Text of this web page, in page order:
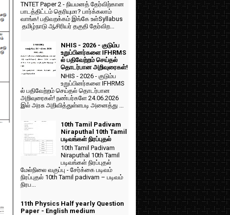
TNTET Paper 2 - நியமனத் தேர்விற்கான
பாடத்திட்டம் தெரியுமா? பார்க்கலாம்
வாங்க! பதிவறக்கம் இங்கே உள்Syllabus
தமிழ்நாடு ஆசிரியர் தகுதி தேர்விற...
NHIS - 2026 - குடும்ப
உறுப்பினர்களை IFHRMS
ல் பதிவேற்றம் செய்தல்
தொடர்பான அறிவுரைகள்!
NHIS - 2026 - குடும்ப
உறுப்பினர்களை IFHRMS
ல் பதிவேற்றம் செய்தல் தொடர்பான
அறிவுரைகள்! நண்பர்களே 24.06.2026
இல் அரசு அறிவித்துள்ளபடி அனைத்து ...
10th Tamil Padivam
Niraputhal 10th Tamil
படிவங்கள் நிரப்புதல்
10th Tamil Padivam
Niraputhal 10th Tamil
படிவங்கள் நிரப்புதல்
மேல்நிலை வகுப்பு - சேர்க்கை படிவம்
நிரப்புதல் 10th Tamil padivam – படிவம்
நிரப...
11th Physics Half yearly Question
Paper - English medium